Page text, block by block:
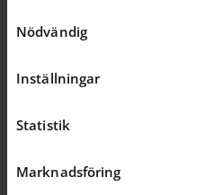
samlat in när du har
information, se
Nödvändig
Inställningar
Statistik
Marknadsföring
Att besöka museet
Anpassad grund-,
Emigranttrafiken och